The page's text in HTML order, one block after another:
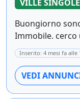
VILLE
Buongiorno
Immobile. cerco
Inserito: 4 mesi fa alle
VEDI